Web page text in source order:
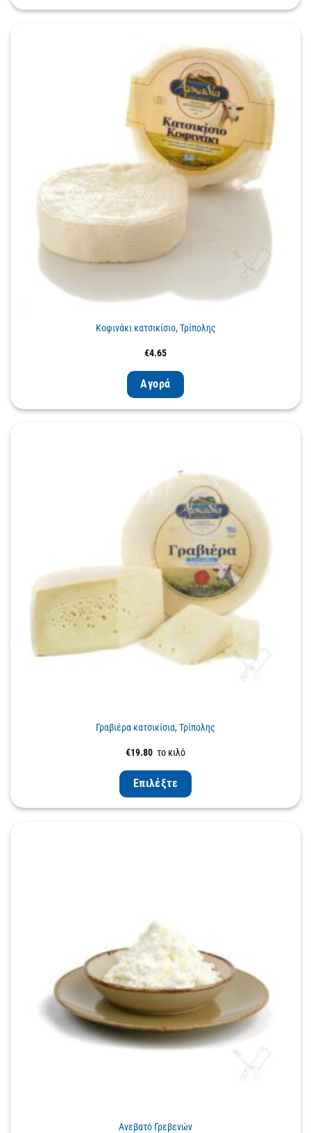
Κοφινάκι κατσικίσιο, Τρίπολης
€4.65
Αγορά
Γραβιέρα κατσικίσια, Τρίπολης
€19.80 το κιλό
Επιλέξτε
Ανεβατό Γρεβενών